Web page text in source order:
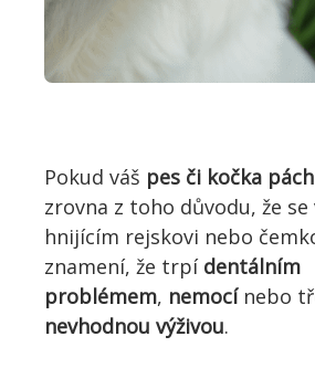
Pokud váš pes či kočka
zrovna z toho důvodu, že
hnijícím rejskovi nebo
znamení, že trpí dentálním
problémem, nemocínebo
nevhodnou výživou.